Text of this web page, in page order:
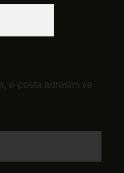
e-posta adresim ve